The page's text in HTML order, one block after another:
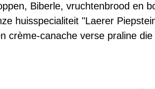
Biberle, vruchtenbrood en
huisspecialiteit "Laerer
crème-canache verse praline